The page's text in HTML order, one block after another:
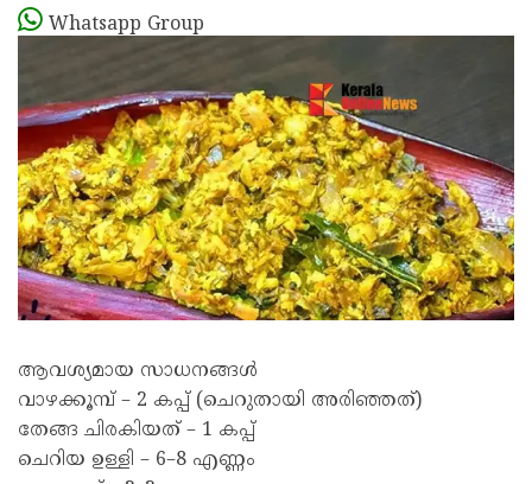
Whatsapp Group
ആവശ്യമായ സാധനങ്ങൾ
വാഴക്കൂമ്പ് – 2 കപ്പ് (ചെറുതായി അരിഞ്ഞത്)
തേങ്ങ ചിരകിയത് – 1 കപ്പ്
ചെറിയ ഉള്ളി – 6–8 എണ്ണം